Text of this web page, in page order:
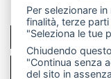
Per selezionare
finalità, terze
"Seleziona le tue
Chiudendo
"Continua senza
del sito in